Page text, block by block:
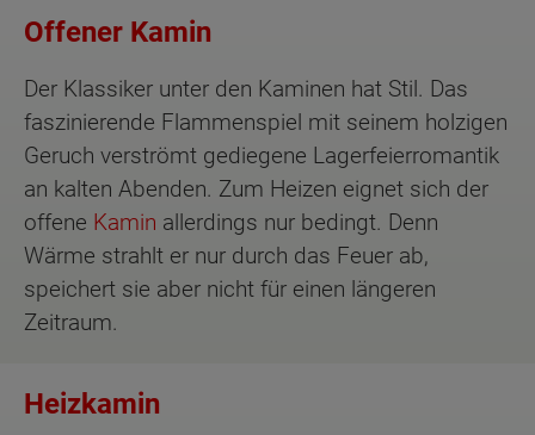
Offener Kamin
Der Klassiker unter den Kaminen hat Stil. Das
faszinierende Flammenspiel mit seinem holzigen
Geruch verströmt gediegene Lagerfeierromantik
an kalten Abenden. Zum Heizen eignet sich der
offene Kamin allerdings nur bedingt. Denn
Wärme strahlt er nur durch das Feuer ab,
speichert sie aber nicht für einen längeren
Zeitraum.
Heizkamin